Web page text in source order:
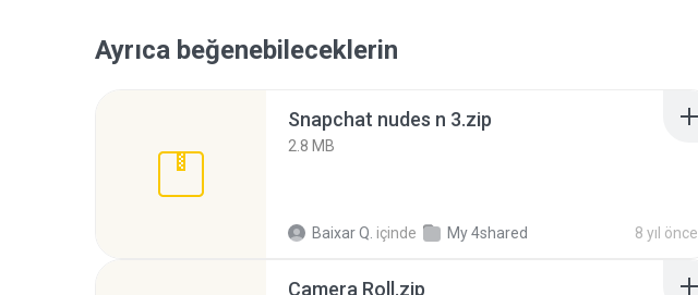
Ayrıca beğenebileceklerin
Snapchat nudes n 3.zip
2.8 MB
Baixar Q. içinde My 4shared 8 yıl önce
Camera Roll.zip